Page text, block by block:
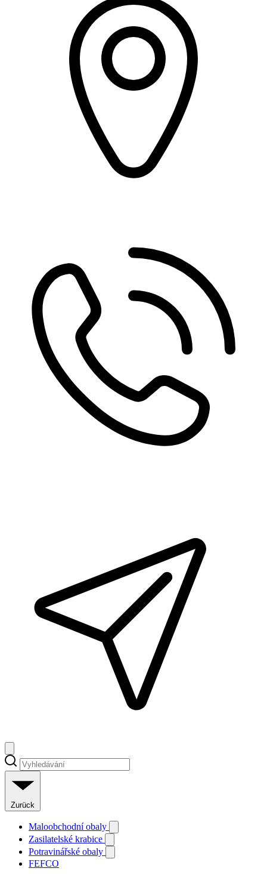
Zurück
Maloobchodní obaly
Zasilatelské krabice
Potravinářské obaly
FEFCO